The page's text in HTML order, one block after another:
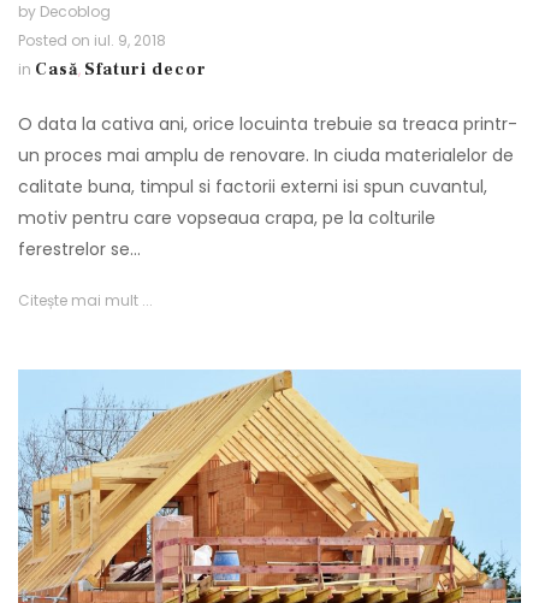
by Decoblog
Posted on iul. 9, 2018
in Casă, Sfaturi decor
O data la cativa ani, orice locuinta trebuie sa treaca printr-
un proces mai amplu de renovare. In ciuda materialelor de
calitate buna, timpul si factorii externi isi spun cuvantul,
motiv pentru care vopseaua crapa, pe la colturile
ferestrelor se…
Citește mai mult ...